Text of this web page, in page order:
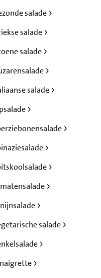
salade
salade
salade
salade
salade